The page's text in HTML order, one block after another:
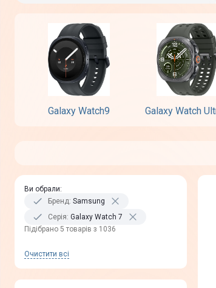
Galaxy Watch9 Galaxy Watch
Ви обрали:
Бренд: Samsung
Серія: Galaxy Watch 7
Пiдiбрано 5 товарів з 1036
Очистити всi